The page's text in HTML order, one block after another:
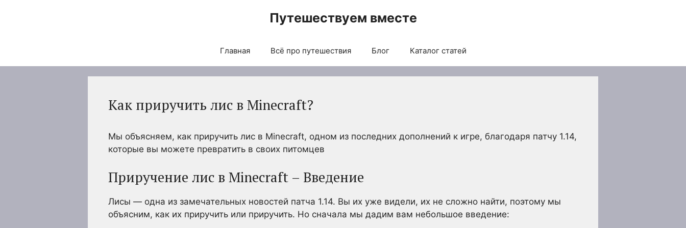
Путешествуем вместе
Главная Всё про путешествия Блог Каталог статей
Как приручить лис в Minecraft?
Мы объясняем, как приручить лис в Minecraft, одном из последних дополнений к игре, благодаря патчу 1.14,
которые вы можете превратить в своих питомцев
Приручение лис в Minecraft – Введение
Лисы — одна из замечательных новостей патча 1.14. Вы их уже видели, их не сложно найти, поэтому мы
объясним, как их приручить или приручить. Но сначала мы дадим вам небольшое введение: